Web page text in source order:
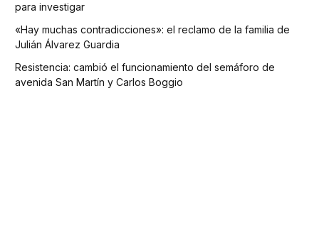
para investigar
«Hay muchas contradicciones»: el reclamo de la familia de
Julián Álvarez Guardia
Resistencia: cambió el funcionamiento del semáforo de
avenida San Martín y Carlos Boggio